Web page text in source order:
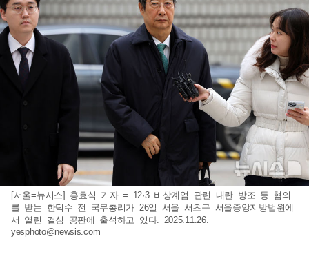
[서울=뉴시스] 홍효식 기자 = 12·3 비상계엄 관련 내란 방조 등 혐의
를 받는 한덕수 전 국무총리가 26일 서울 서초구 서울중앙지방법원에
서 열린 결심 공판에 출석하고 있다. 2025.11.26.
yesphoto@newsis.com